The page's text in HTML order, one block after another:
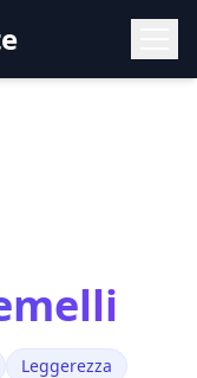
Leggerezza